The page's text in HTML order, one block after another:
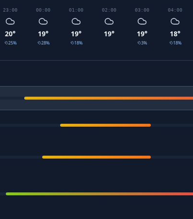
23:00
20°
25%
00:00
19°
28%
01:00
19°
18%
02:00
19°
03:00
19°
3%
04:00
18°
18%